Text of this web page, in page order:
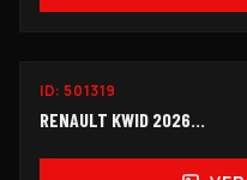
ID: 501319
RENAULT KWID 2026...